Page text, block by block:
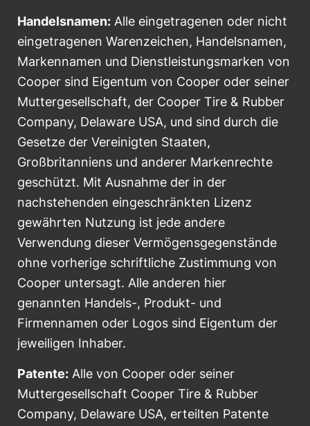
Handelsnamen: Alle eingetragenen oder nicht
eingetragenen Warenzeichen, Handelsnamen,
Markennamen und Dienstleistungsmarken von
Cooper sind Eigentum von Cooper oder seiner
Muttergesellschaft, der Cooper Tire & Rubber
Company, Delaware USA, und sind durch die
Gesetze der Vereinigten Staaten,
Großbritanniens und anderer Markenrechte
geschützt. Mit Ausnahme der in der
nachstehenden eingeschränkten Lizenz
gewährten Nutzung ist jede andere
Verwendung dieser Vermögensgegenstände
ohne vorherige schriftliche Zustimmung von
Cooper untersagt. Alle anderen hier
genannten Handels-, Produkt- und
Firmennamen oder Logos sind Eigentum der
jeweiligen Inhaber.
Patente: Alle von Cooper oder seiner
Muttergesellschaft Cooper Tire & Rubber
Company, Delaware USA, erteilten Patente